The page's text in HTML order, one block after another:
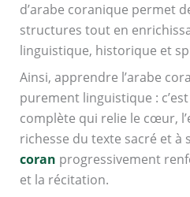
d’arabe coranique permet
structures tout en
linguistique, historique et
Ainsi, apprendre l’arabe
purement linguistique :
complète qui relie le cœur,
richesse du texte sacré et à
coran progressivement
et la récitation.